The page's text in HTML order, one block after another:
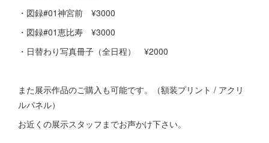
・図録#01神宮前 ¥3000
・図録#01恵比寿 ¥3000
・日替わり写真冊子（全日程） ¥2000
また展示作品のご購入も可能です。（額装プリント / アクリ
ルパネル）
お近くの展示スタッフまでお声かけ下さい。